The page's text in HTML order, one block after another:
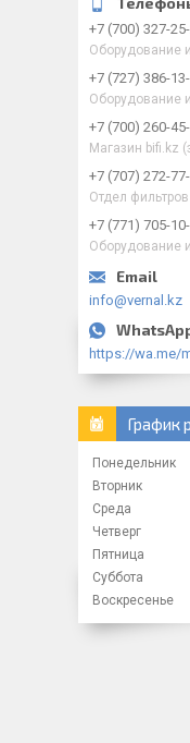
+7 (700) 327-
Оборудование
+7 (727) 386-
Оборудование
+7 (700) 260-
Магазин bifi.kz
+7 (707) 272-
Отдел фильтров
+7 (771) 705-
Оборудование
info@vernal.kz
https://wa.me/
График
Понедельник
Вторник
Среда
Четверг
Пятница
Суббота
Воскресенье